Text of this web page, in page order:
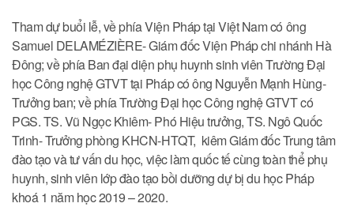
Tham dự buổi lễ, về phía Viện Pháp tại Việt Nam có ông
Samuel DELAMÉZIÈRE- Giám đốc Viện Pháp chi nhánh Hà
Đông; về phía Ban đại diện phụ huynh sinh viên Trường Đại
học Công nghệ GTVT tại Pháp có ông Nguyễn Mạnh Hùng-
Trưởng ban; về phía Trường Đại học Công nghệ GTVT có
PGS. TS. Vũ Ngọc Khiêm- Phó Hiệu trưởng, TS. Ngô Quốc
Trinh- Trưởng phòng KHCN-HTQT, kiêm Giám đốc Trung tâm
đào tạo và tư vấn du học, việc làm quốc tế cùng toàn thể phụ
huynh, sinh viên lớp đào tạo bồi dưỡng dự bị du học Pháp
khoá 1 năm học 2019 – 2020.